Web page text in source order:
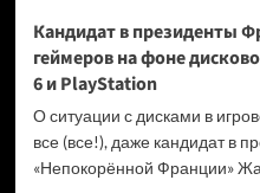
Кандидат в президенты
геймеров на фоне
6 и PlayStation
О ситуации с дисками в
все (все!), даже кандидат в
«Непокорённой Франции»